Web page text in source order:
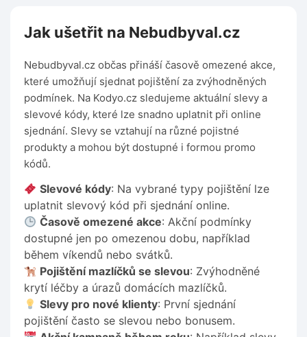
Jak ušetřit na Nebudbyval.cz
Nebudbyval.cz občas přináší časově omezené akce,
které umožňují sjednat pojištění za zvýhodněných
podmínek. Na Kodyo.cz sledujeme aktuální slevy a
slevové kódy, které lze snadno uplatnit při online
sjednání. Slevy se vztahují na různé pojistné
produkty a mohou být dostupné i formou promo
kódů.
Slevové kódy: Na vybrané typy pojištění lze
uplatnit slevový kód při sjednání online.
Časově omezené akce: Akční podmínky
dostupné jen po omezenou dobu, například
během víkendů nebo svátků.
Pojištění mazlíčků se slevou: Zvýhodněné
krytí léčby a úrazů domácích mazlíčků.
Slevy pro nové klienty: První sjednání
pojištění často se slevou nebo bonusem.